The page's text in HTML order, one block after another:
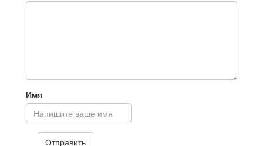
Имя